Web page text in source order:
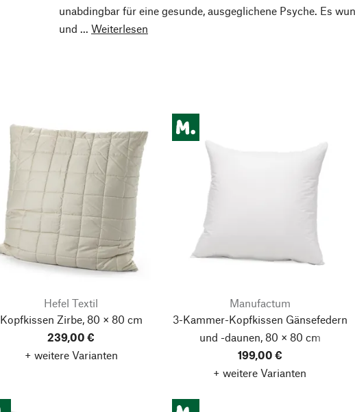
unabdingbar für eine gesunde, ausgeglichene Psyche. Es
und ... Weiterlesen
Hefel Textil
Kopfkissen Zirbe, 80 × 80 cm
239,00 €
+ weitere Varianten
Manufactum
3-Kammer-Kopfkissen Gänsefedern
und -daunen, 80 × 80 cm
199,00 €
+ weitere Varianten